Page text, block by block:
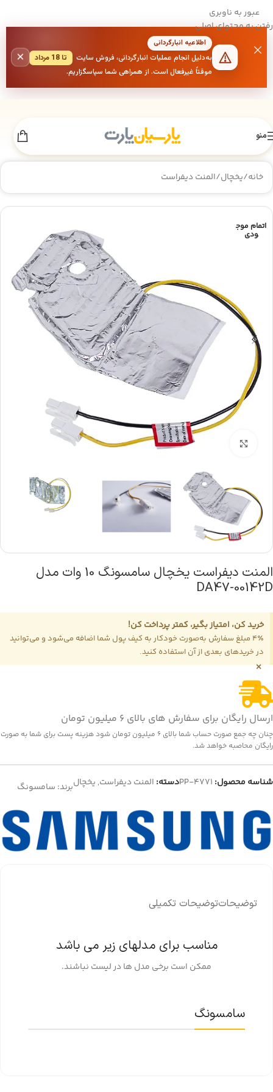
عبور به ناوبری
رفتن به محتوای اصلی
اطلاعیه انبارگردانی
به‌دلیل انجام عملیات انبارگردانی، فروش سایت
تا 18 مرداد
موقتاً غیرفعال است. از همراهی شما سپاسگزاریم.
×
منو
خانه/یخچال/المنت دیفراست
اتمام موج
ودی
بزرگنمایی تصویر
المنت دیفراست یخچال سامسونگ 10 وات مدل
DA47-00142D
خرید کن، امتیاز بگیر، کمتر پرداخت کن!
4٪ مبلغ سفارش به‌صورت خودکار به کیف پول شما اضافه می‌شود و می‌توانید
در خریدهای بعدی از آن استفاده کنید.
×
ارسال رایگان برای سفارش های بالای 6 میلیون تومان
چنان چه جمع صورت حساب شما بالای 6 میلیون تومان شود هزینه پست برای شما به صورت
رایگان محاصبه خواهد شد.
شناسه محصول: PP-4771دسته: المنت دیفراست, یخچالبرند: سامسونگ
توضیحاتتوضیحات تکمیلی
مناسب برای مدلهای زیر می باشد
ممکن است برخی مدل ها در لیست نباشند.
سامسونگ